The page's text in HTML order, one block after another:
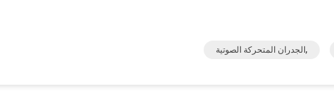
,الجدران المتحركة الصوتية